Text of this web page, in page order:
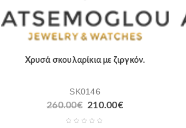
Χρυσά σκουλαρίκια με ζιργκόν.
SK0146
260.00€ 210.00€